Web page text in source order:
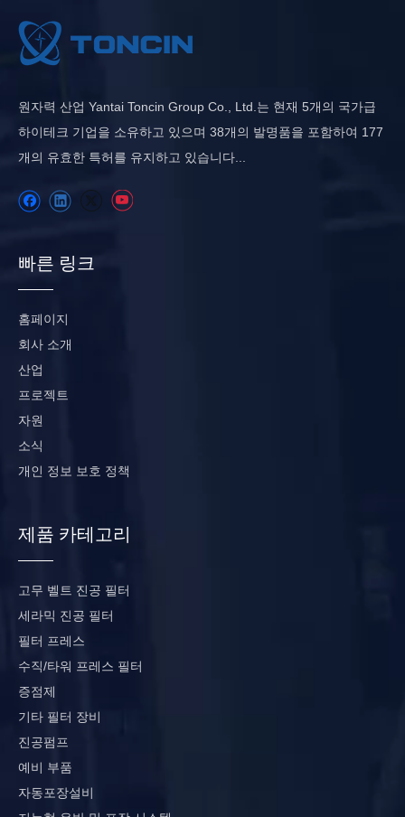
원자력 산업 Yantai Toncin Group Co., Ltd.는 현재 5개의 국가급
하이테크 기업을 소유하고 있으며 38개의 발명품을 포함하여 177
개의 유효한 특허를 유지하고 있습니다...
빠른 링크
홈페이지
회사 소개
산업
프로젝트
자원
소식
개인 정보 보호 정책
제품 카테고리
고무 벨트 진공 필터
세라믹 진공 필터
필터 프레스
수직/타워 프레스 필터
증점제
기타 필터 장비
진공펌프
예비 부품
자동포장설비